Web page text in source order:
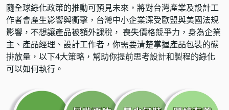
隨全球綠化政策的推動可預見未來，將對台灣產業及設計工
作者會產生影響與衝擊，台灣中小企業深受歐盟與美國法規
影響，不想讓產品被額外課稅， 喪失價格競爭力，身為企業
主、產品經理、設計工作者，你需要清楚掌握產品包裝的碳
排放量，以下4大策略，幫助你提前思考設計和製程的綠化
可以如何執行。